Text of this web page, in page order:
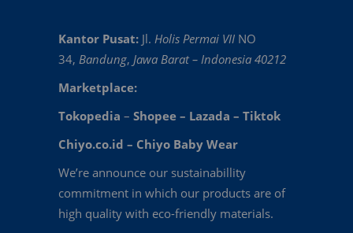
Kantor Pusat: Jl. Holis Permai VII NO
34, Bandung, Jawa Barat – Indonesia 40212
Marketplace:
Tokopedia – Shopee – Lazada – Tiktok
Chiyo.co.id – Chiyo Baby Wear
We’re announce our sustainabillity
commitment in which our products are of
high quality with eco-friendly materials.